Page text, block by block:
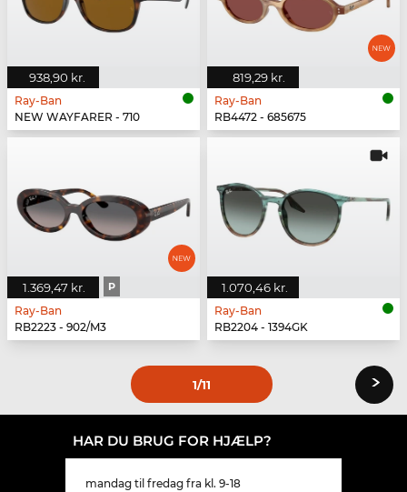
938,90 kr.
Ray-Ban
NEW WAYFARER - 710
819,29 kr.
Ray-Ban
RB4472 - 685675
1.369,47 kr. P
Ray-Ban
RB2223 - 902/M3
1.070,46 kr.
Ray-Ban
RB2204 - 1394GK
1/11 ›
HAR DU BRUG FOR HJÆLP?
mandag til fredag fra kl. 9-18